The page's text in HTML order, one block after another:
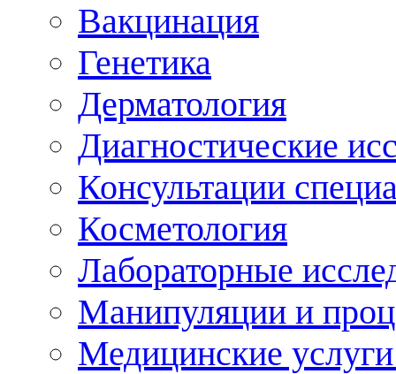
Вакцинация
Генетика
Дерматология
Диагностические
Консультации
Косметология
Лабораторные
Манипуляции и
Медицинские